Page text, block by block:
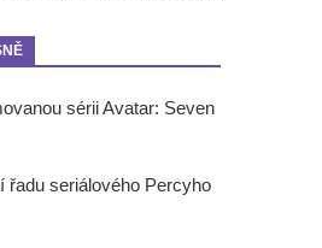
sérii Avatar: Seven
řadu seriálového Percyho